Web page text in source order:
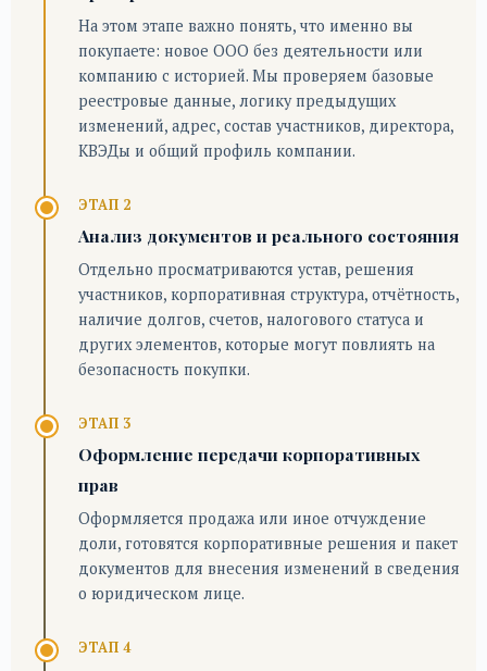
На этом этапе важно понять, что именно вы
покупаете: новое ООО без деятельности или
компанию с историей. Мы проверяем базовые
реестровые данные, логику предыдущих
изменений, адрес, состав участников, директора,
КВЭДы и общий профиль компании.
ЭТАП 2
Анализ документов и реального состояния
Отдельно просматриваются устав, решения
участников, корпоративная структура, отчётность,
наличие долгов, счетов, налогового статуса и
других элементов, которые могут повлиять на
безопасность покупки.
ЭТАП 3
Оформление передачи корпоративных
прав
Оформляется продажа или иное отчуждение
доли, готовятся корпоративные решения и пакет
документов для внесения изменений в сведения
о юридическом лице.
ЭТАП 4